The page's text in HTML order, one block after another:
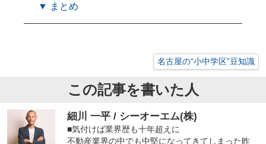
▼ まとめ
名古屋の“小中学区”豆知識
この記事を書いた人
細川 一平 / シーオーエム(株)
■気付けば業界歴も十年超えに
不動産業界の中でも中堅になってきてしまった昨